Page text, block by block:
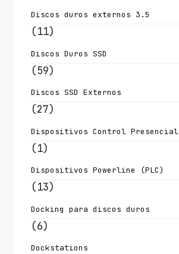
Discos duros externos 3.5
(11)
Discos Duros SSD
(59)
Discos SSD Externos
(27)
Dispositivos Control Presencial
(1)
Dispositivos Powerline (PLC)
(13)
Docking para discos duros
(6)
Dockstations